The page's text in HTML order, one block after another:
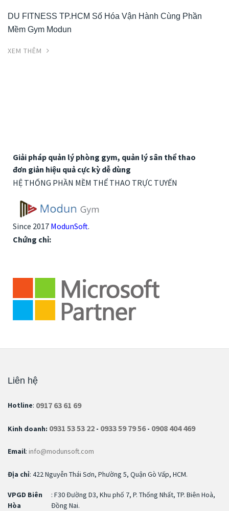
DU FITNESS TP.HCM Số Hóa Vận Hành Cùng Phần
Mềm Gym Modun
XEM THÊM
Giải pháp quản lý phòng gym, quản lý sân thể thao
đơn giản hiệu quả cực kỳ dễ dùng
HỆ THỐNG PHẦN MỀM THỂ THAO TRỰC TUYẾN
Since 2017 ModunSoft.
Chứng chỉ:
Liên hệ
Hotline: 0917 63 61 69
Kinh doanh: 0931 53 53 22 - 0933 59 79 56- 0908 404 469
Email: info@modunsoft.com
Địa chỉ: 422 Nguyễn Thái Sơn, Phường 5, Quận Gò Vấp, HCM.
VPGD Biên
Hòa
: F30 Đường D3, Khu phố 7, P. Thống Nhất, TP. Biên Hoà,
Đồng Nai.